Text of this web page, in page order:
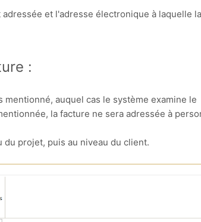
et l'adresse électronique à laquelle la
:
auquel cas le système examine le
la facture ne sera adressée à
du projet, puis au niveau du client.